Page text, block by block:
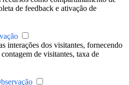
de feedback e ativação de
interações dos visitantes, fornecendo
de visitantes, taxa de